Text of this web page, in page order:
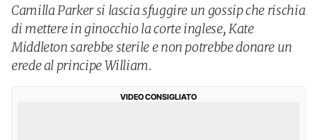
Camilla Parker si lascia sfuggire un gossip che rischia
di mettere in ginocchio la corte inglese, Kate
Middleton sarebbe sterile e non potrebbe donare un
erede al principe William.
VIDEO CONSIGLIATO